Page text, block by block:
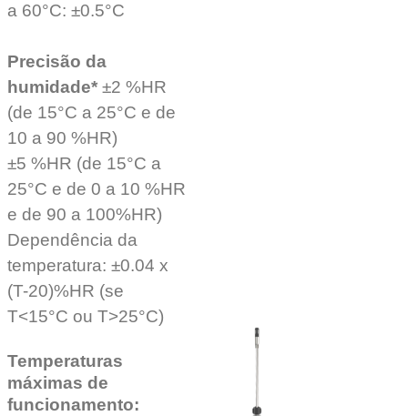
a 60°C: ±0.5°C
Precisão da
humidade* ±2 %HR
(de 15°C a 25°C e de
10 a 90 %HR)
±5 %HR (de 15°C a
25°C e de 0 a 10 %HR
e de 90 a 100%HR)
Dependência da
temperatura: ±0.04 x
(T-20)%HR (se
T<15°C ou T>25°C)
Temperaturas
máximas de
funcionamento: